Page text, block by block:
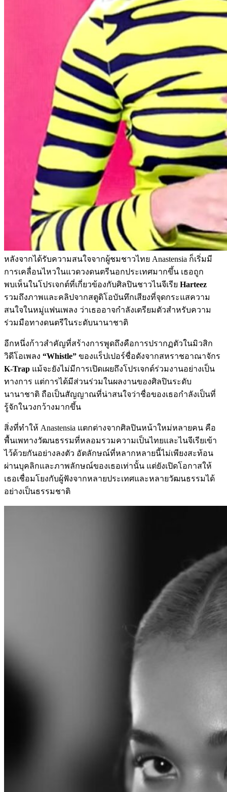
หลังจากได้รับความสนใจจากผู้ชมชาวไทย Anastensia ก็เริ่มมี
การเคลื่อนไหวในแวดวงดนตรีนอกประเทศมากขึ้น เธอถูก
พบเห็นในโปรเจกต์ที่เกี่ยวข้องกับศิลปินชาวไนจีเรีย Harteez
รวมถึงภาพและคลิปจากสตูดิโอบันทึกเสียงที่จุดกระแสความ
สนใจในหมู่แฟนเพลง ว่าเธออาจกำลังเตรียมตัวสำหรับความ
ร่วมมือทางดนตรีในระดับนานาชาติ
อีกหนึ่งก้าวสำคัญที่สร้างการพูดถึงคือการปรากฏตัวในมิวสิก
วิดีโอเพลง “Whistle” ของแร็ปเปอร์ชื่อดังจากสหราชอาณาจักร
K-Trap แม้จะยังไม่มีการเปิดเผยถึงโปรเจกต์ร่วมงานอย่างเป็น
ทางการ แต่การได้มีส่วนร่วมในผลงานของศิลปินระดับ
นานาชาติ ถือเป็นสัญญาณที่น่าสนใจว่าชื่อของเธอกำลังเป็นที่
รู้จักในวงกว้างมากขึ้น
สิ่งที่ทำให้ Anastensia แตกต่างจากศิลปินหน้าใหม่หลายคน คือ
พื้นเพทางวัฒนธรรมที่หลอมรวมความเป็นไทยและไนจีเรียเข้า
ไว้ด้วยกันอย่างลงตัว อัตลักษณ์ที่หลากหลายนี้ไม่เพียงสะท้อน
ผ่านบุคลิกและภาพลักษณ์ของเธอเท่านั้น แต่ยังเปิดโอกาสให้
เธอเชื่อมโยงกับผู้ฟังจากหลายประเทศและหลายวัฒนธรรมได้
อย่างเป็นธรรมชาติ